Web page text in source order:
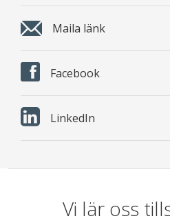
Maila länk
Facebook
LinkedIn
Vi lär oss